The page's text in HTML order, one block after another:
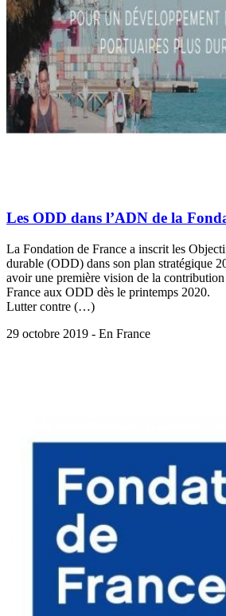
Les ODD dans l’ADN de la
La Fondation de France a inscrit les
durable (ODD) dans son plan stratégique
avoir une première vision de la
France aux ODD dès le printemps 2020.
Lutter contre (…)
29 octobre 2019 - En France